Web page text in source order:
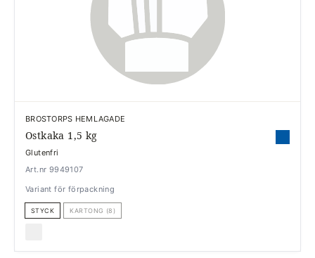
BROSTORPS HEMLAGADE
Ostkaka 1,5 kg
Glutenfri
Art.nr 9949107
Variant för förpackning
STYCK KARTONG (8)